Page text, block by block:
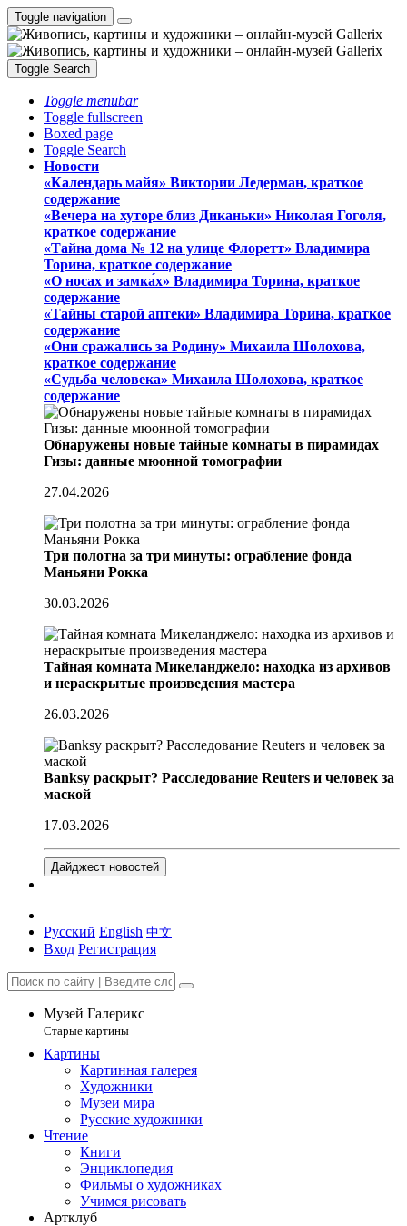
Toggle navigation
Toggle Search
Toggle menubar
Toggle fullscreen
Boxed page
Toggle Search
Новости
«Календарь майя» Виктории Ледерман, краткое
содержание
«Вечера на хуторе близ Диканьки» Николая Гоголя,
краткое содержание
«Тайна дома № 12 на улице Флоретт» Владимира
Торина, краткое содержание
«О носах и замка́х» Владимира Торина, краткое
содержание
«Тайны старой аптеки» Владимира Торина, краткое
содержание
«Они сражались за Родину» Михаила Шолохова,
краткое содержание
«Судьба человека» Михаила Шолохова, краткое
содержание
Обнаружены новые тайные комнаты в пирамидах
Гизы: данные мюонной томографии
27.04.2026
Три полотна за три минуты: ограбление фонда
Маньяни Рокка
30.03.2026
Тайная комната Микеланджело: находка из архивов
и нераскрытые произведения мастера
26.03.2026
Banksy раскрыт? Расследование Reuters и человек за
маской
17.03.2026
Дайджест новостей
Русский English 中文
Вход Регистрация
Музей Галерикс
Старые картины
Картины
Картинная галерея
Художники
Музеи мира
Русские художники
Чтение
Книги
Энциклопедия
Фильмы о художниках
Учимся рисовать
Артклуб